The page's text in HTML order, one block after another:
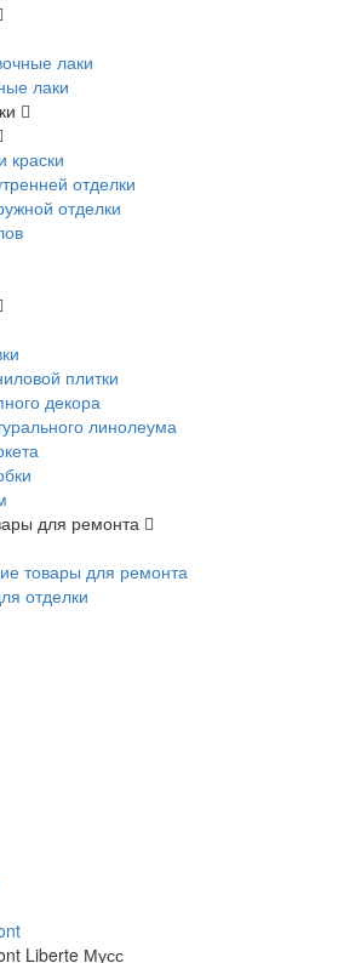
лаки
лаки
краски
отделки
отделки
плитки
декора
линолеума
для ремонта
товары для ремонта
отделки
Liberte Мусс